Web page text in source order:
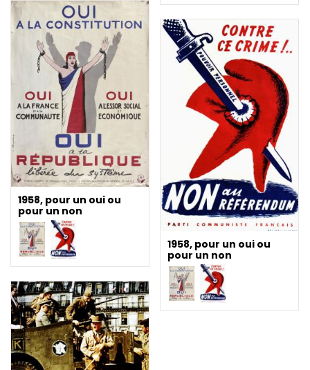
1958, pour un oui ou
pour un non
1958, pour un oui ou
pour un non